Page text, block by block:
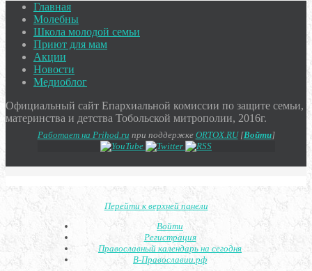
Главная
Молебны
Школа молодой семьи
Приют для мам
Акции
Новости
Медиоблог
Официальный сайт Епархиальной комиссии по защите семьи,
материнства и детства Тобольской митрополии, 2016г.
Работает на Prihod.ru при поддержке ORTOX.RU[Войти]
Перейти к верхней панели
Войти
Регистрация
Православный календарь на сегодня
В-Православии.рф